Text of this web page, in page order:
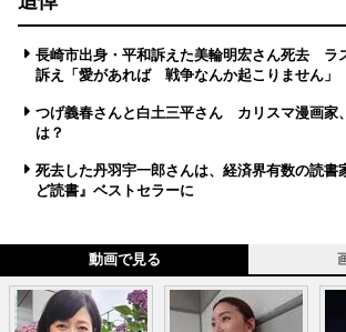
長崎市出身・平和訴えた美輪明宏さん死去 ラ
訴え「愛があれば 戦争なんか起こりません」
つげ義春さんと白土三平さん カリスマ漫画家
は？
死去した丹羽宇一郎さんは、経済界有数の読
ど読書』ベストセラーに
動画で見る